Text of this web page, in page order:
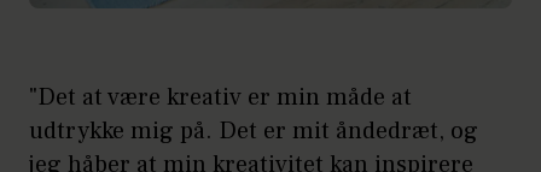
"Det at være kreativ er min måde at
udtrykke mig på. Det er mit åndedræt, og
jeg håber at min kreativitet kan inspirere